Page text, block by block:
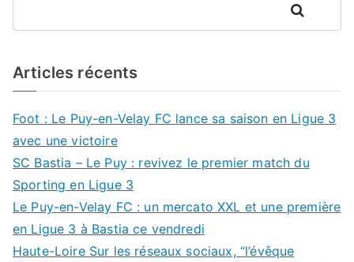
Rechercher
Articles récents
Foot : Le Puy-en-Velay FC lance sa saison en Ligue 3
avec une victoire
SC Bastia – Le Puy : revivez le premier match du
Sporting en Ligue 3
Le Puy-en-Velay FC : un mercato XXL et une première
en Ligue 3 à Bastia ce vendredi
Haute-Loire Sur les réseaux sociaux, “l’évêque